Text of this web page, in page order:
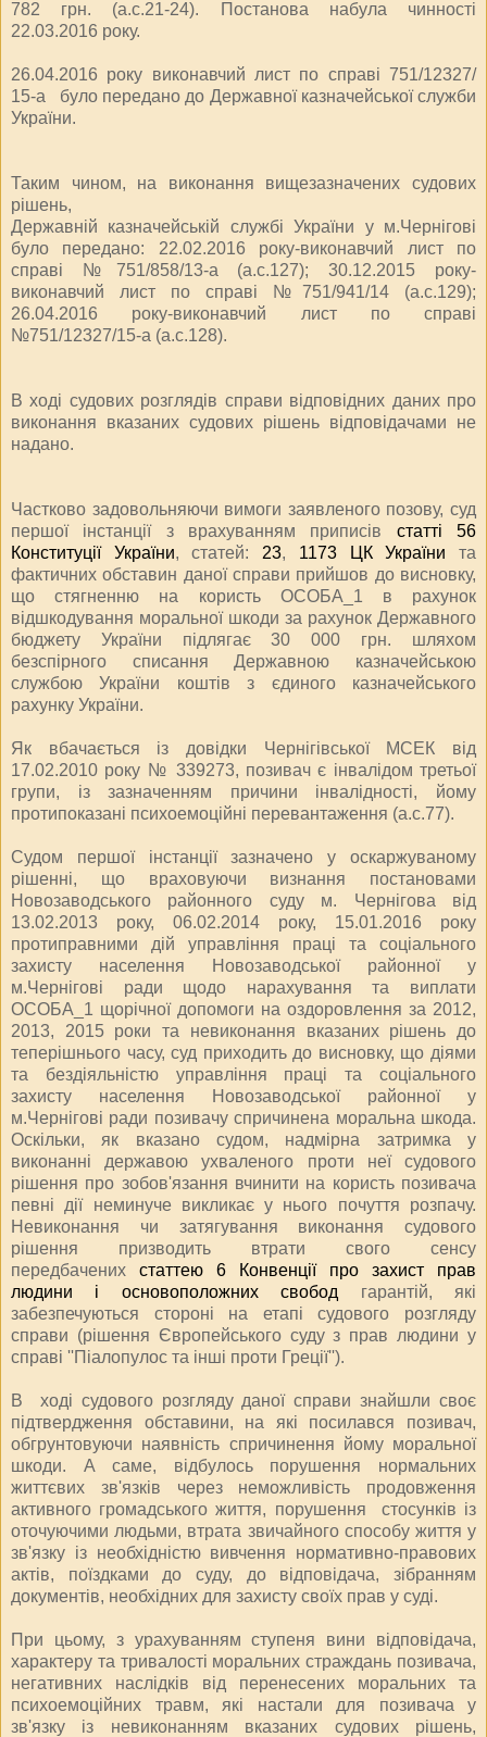
782 грн. (а.с.21-24). Постанова набула чинності
22.03.2016 року.
26.04.2016 року виконавчий лист по справі 751/12327/
15-а було передано до Державної казначейської служби
України.
Таким чином, на виконання вищезазначених судових
рішень,
Державній казначейській службі України у м.Чернігові
було передано: 22.02.2016 року-виконавчий лист по
справі №751/858/13-а (а.с.127); 30.12.2015 року-
виконавчий лист по справі №751/941/14 (а.с.129);
26.04.2016 року-виконавчий лист по справі
№751/12327/15-а (а.с.128).
В ході судових розглядів справи відповідних даних про
виконання вказаних судових рішень відповідачами не
надано.
Частково задовольняючи вимоги заявленого позову, суд
першої інстанції з врахуванням приписів статті 56
Конституції України, статей: 23, 1173 ЦК України та
фактичних обставин даної справи прийшов до висновку,
що стягненню на користь ОСОБА_1 в рахунок
відшкодування моральної шкоди за рахунок Державного
бюджету України підлягає 30 000 грн. шляхом
безспірного списання Державною казначейською
службою України коштів з єдиного казначейського
рахунку України.
Як вбачається із довідки Чернігівської МСЕК від
17.02.2010 року № 339273, позивач є інвалідом третьої
групи, із зазначенням причини інвалідності, йому
протипоказані психоемоційні перевантаження (а.с.77).
Судом першої інстанції зазначено у оскаржуваному
рішенні, що враховуючи визнання постановами
Новозаводського районного суду м. Чернігова від
13.02.2013 року, 06.02.2014 року, 15.01.2016 року
протиправними дій управління праці та соціального
захисту населення Новозаводської районної у
м.Чернігові ради щодо нарахування та виплати
ОСОБА_1 щорічної допомоги на оздоровлення за 2012,
2013, 2015 роки та невиконання вказаних рішень до
теперішнього часу, суд приходить до висновку, що діями
та бездіяльністю управління праці та соціального
захисту населення Новозаводської районної у
м.Чернігові ради позивачу спричинена моральна шкода.
Оскільки, як вказано судом, надмірна затримка у
виконанні державою ухваленого проти неї судового
рішення про зобов'язання вчинити на користь позивача
певні дії неминуче викликає у нього почуття розпачу.
Невиконання чи затягування виконання судового
рішення призводить втрати свого сенсу
передбачених статтею 6 Конвенції про захист прав
людини і основоположних свобод гарантій, які
забезпечуються стороні на етапі судового розгляду
справи (рішення Європейського суду з прав людини у
справі ''Піалопулос та інші проти Греції'').
В ході судового розгляду даної справи знайшли своє
підтвердження обставини, на які посилався позивач,
обгрунтовуючи наявність спричинення йому моральної
шкоди. А саме, відбулось порушення нормальних
життєвих зв'язків через неможливість продовження
активного громадського життя, порушення стосунків із
оточуючими людьми, втрата звичайного способу життя у
зв'язку із необхідністю вивчення нормативно-правових
актів, поїздками до суду, до відповідача, зібранням
документів, необхідних для захисту своїх прав у суді.
При цьому, з урахуванням ступеня вини відповідача,
характеру та тривалості моральних страждань позивача,
негативних наслідків від перенесених моральних та
психоемоційних травм, які настали для позивача у
зв'язку із невиконанням вказаних судових рішень,